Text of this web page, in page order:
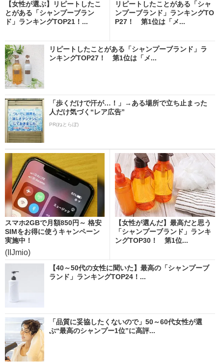
【女性が選ぶ】リピートしたこ
とがある「シャンプーブラン
ド」ランキングTOP21！...
リピートしたことがある「シャ
ンプーブランド」ランキングTO
P27！ 第1位は「メ...
リピートしたことがある「シャンプーブランド」ラ
ンキングTOP27！ 第1位は「メ...
「歩くだけで汗が…！」→ある場所で立ち止まった
人だけ気づく“レア広告”
PR(ねとらぼ)
スマホ2GBで月額850円～ 格安
SIMをお得に使うキャンペーン
実施中！
(IIJmio)
【女性が選んだ】最高だと思う
「シャンプーブランド」ランキ
ングTOP30！ 第1位...
【40～50代の女性に聞いた】最高の「シャンプーブ
ランド」ランキングTOP24！...
「品質に妥協したくないので」50～60代女性が選
ぶ“最高のシャンプー1位”に高評...